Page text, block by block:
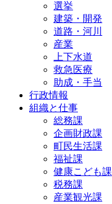
選挙
建築・開発
道路・河川
産業
上下水道
救急医療
助成・手当
行政情報
組織と仕事
総務課
企画財政課
町民生活課
福祉課
健康こども課
税務課
産業観光課